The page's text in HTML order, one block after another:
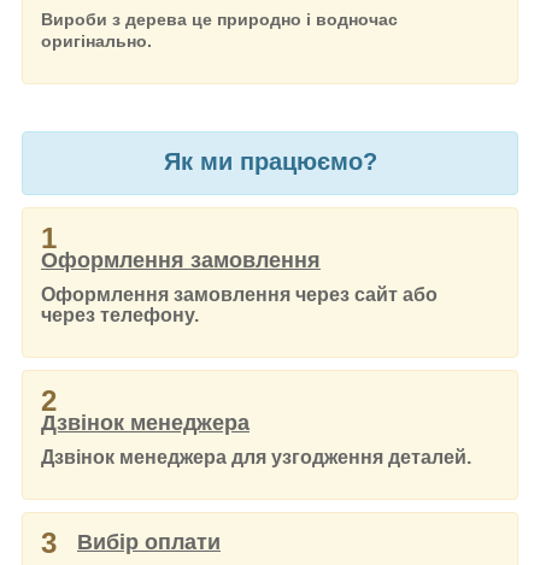
Вироби з дерева це природно і водночас
оригінально.
Як ми працюємо?
1
Оформлення замовлення
Оформлення замовлення через сайт або
через телефону.
2
Дзвінок менеджера
Дзвінок менеджера для узгодження деталей.
3 Вибір оплати